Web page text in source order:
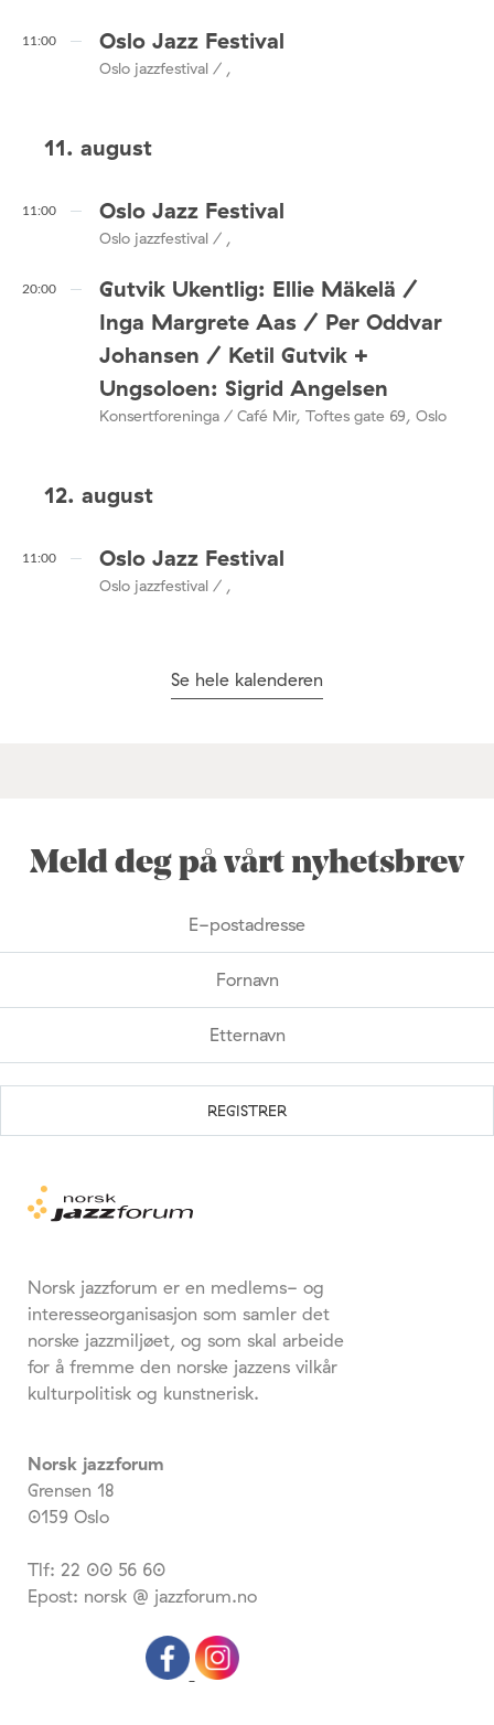
11:00 Oslo Jazz Festival
Oslo jazzfestival / ,
11. august
11:00 Oslo Jazz Festival
Oslo jazzfestival / ,
20:00
Gutvik Ukentlig: Ellie Mäkelä /
Inga Margrete Aas / Per Oddvar
Johansen / Ketil Gutvik +
Ungsoloen: Sigrid Angelsen
Konsertforeninga / Café Mir, Toftes gate 69, Oslo
12. august
11:00 Oslo Jazz Festival
Oslo jazzfestival / ,
Se hele kalenderen
Meld deg på vårt nyhetsbrev
Norsk jazzforum er en medlems- og
interesseorganisasjon som samler det
norske jazzmiljøet, og som skal arbeide
for å fremme den norske jazzens vilkår
kulturpolitisk og kunstnerisk.
Norsk jazzforum
Grensen 18
0159 Oslo
Tlf: 22 00 56 60
Epost: norsk @ jazzforum.no